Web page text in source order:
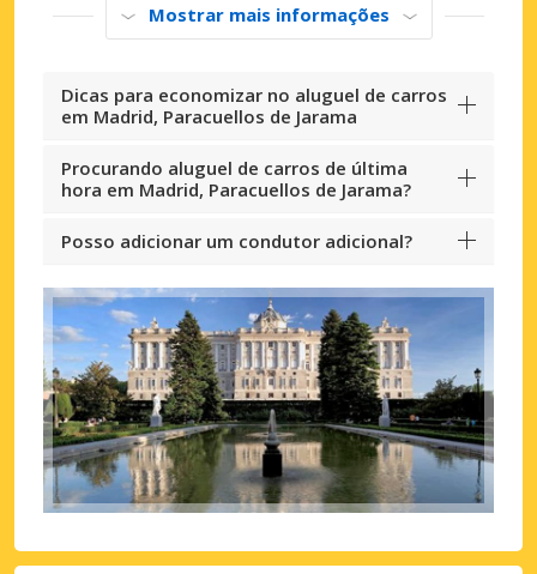
Mostrar mais informações
Dicas para economizar no aluguel de carros
em Madrid, Paracuellos de Jarama
Procurando aluguel de carros de última
hora em Madrid, Paracuellos de Jarama?
Posso adicionar um condutor adicional?